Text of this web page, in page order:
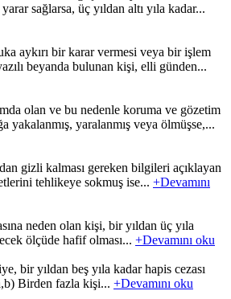
sağlarsa, üç yıldan altı yıla kadar...
aykırı bir karar vermesi veya bir işlem
beyanda bulunan kişi, elli günden...
olan ve bu nedenle koruma ve gözetim
yakalanmış, yaralanmış veya ölmüşse,...
gizli kalması gereken bilgileri açıklayan
tehlikeye sokmuş ise... +Devamını
neden olan kişi, bir yıldan üç yıla
ölçüde hafif olması... +Devamını oku
bir yıldan beş yıla kadar hapis cezası
Birden fazla kişi... +Devamını oku